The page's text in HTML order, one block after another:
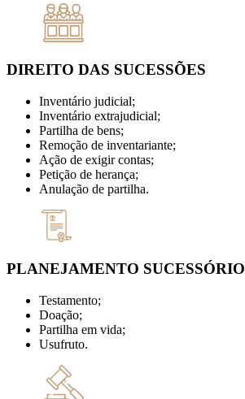
DIREITO DAS SUCESSÕES
Inventário judicial;
Inventário extrajudicial;
Partilha de bens;
Remoção de inventariante;
Ação de exigir contas;
Petição de herança;
Anulação de partilha.
PLANEJAMENTO SUCESSÓRIO
Testamento;
Doação;
Partilha em vida;
Usufruto.